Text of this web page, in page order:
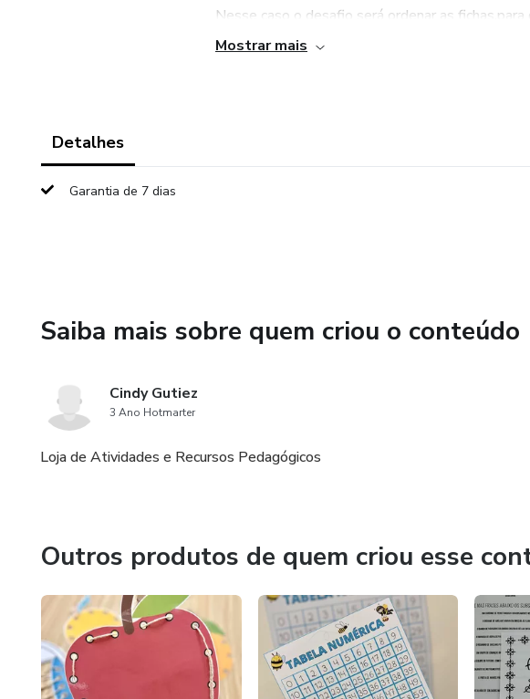
Nesse caso o desafio será ordenar as
correta.
- Escrita de palavras
Mostrar mais
Detalhes
Garantia de 7 dias
Saiba mais sobre quem criou o conteúdo
Cindy Gutiez
3 Ano Hotmarter
Loja de Atividades e Recursos Pedagógicos
Outros produtos de quem criou esse